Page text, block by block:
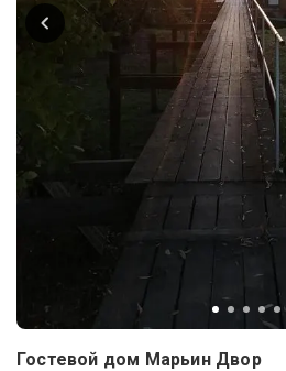
Гостевой дом Марьин Двор